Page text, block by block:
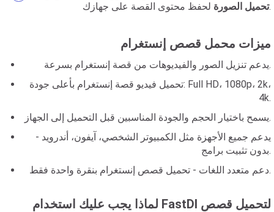
تحميل الصورةلحفظ محتوى القصة على جهازك.
ميزات محمل قصص إنستغرام
يدعم تنزيل الصور والفيديوهات من قصة إنستغرام بسرعة.
تحميل فيديو قصة إنستغرام بأعلى جودة: Full HD، 1080p، 2k،
4k.
يسمح باختيار الحجم والجودة المناسبين قبل التحميل إلى الجهاز.
يدعم جميع الأجهزة مثل الكمبيوتر الشخصي، آيفون، أندرويد -
بدون تثبيت برامج.
دعم متعدد اللغات - تحميل قصص إنستغرام بنقرة واحدة فقط.
لماذا يجب عليك استخدام FastDl لتحميل قصص